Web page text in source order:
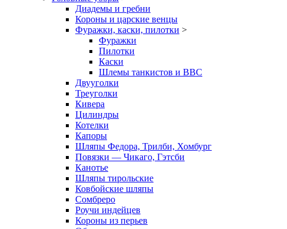
Диадемы и гребни
Короны и царские венцы
Фуражки, каски, пилотки >
Фуражки
Пилотки
Каски
Шлемы танкистов и ВВС
Двууголки
Треуголки
Кивера
Цилиндры
Котелки
Капоры
Шляпы Федора, Трилби, Хомбург
Повязки — Чикаго, Гэтсби
Канотье
Шляпы тирольские
Ковбойские шляпы
Сомбреро
Роучи индейцев
Короны из перьев